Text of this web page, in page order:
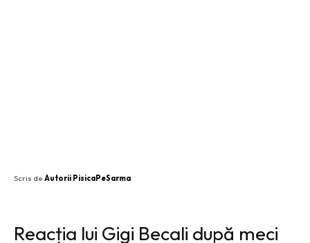
Scris de Autorii PisicaPeSarma
Reacția lui Gigi Becali după meci